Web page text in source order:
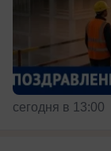
сегодня в 13:00